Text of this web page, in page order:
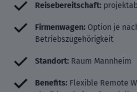
Reisebereitschaft:
Firmenwagen: Option je
Betriebszugehörigkeit
Standort: Raum Mannheim
Benefits: Flexible Remote